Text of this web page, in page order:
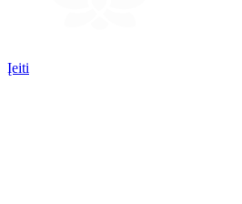
Įeiti